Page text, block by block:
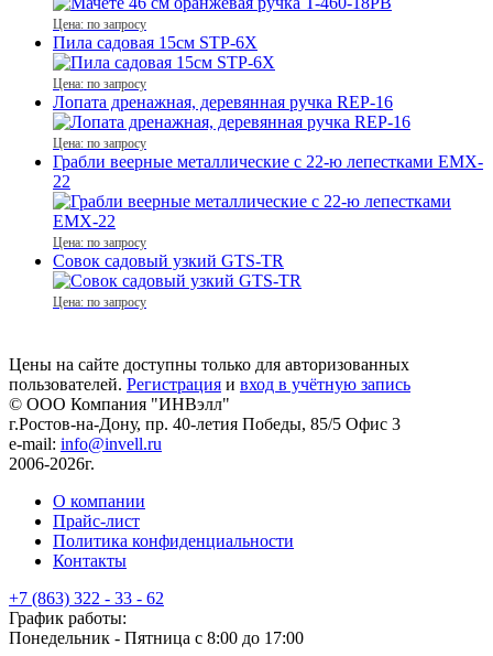
Цена: по запросу
Пила садовая 15см STP-6X
Цена: по запросу
Лопата дренажная, деревянная ручка REР-16
Цена: по запросу
Грабли веерные металлические с 22-ю лепестками EMX-
22
Цена: по запросу
Совок садовый узкий GTS-TR
Цена: по запросу
Цены на сайте доступны только для авторизованных
пользователей. Регистрация и вход в учётную запись
© ООО Компания "ИНВэлл"
г.Ростов-на-Дону, пр. 40-летия Победы, 85/5 Офис 3
e-mail: info@invell.ru
2006-2026г.
О компании
Прайс-лист
Политика конфиденциальности
Контакты
+7 (863) 322 - 33 - 62
График работы:
Понедельник - Пятница с 8:00 до 17:00